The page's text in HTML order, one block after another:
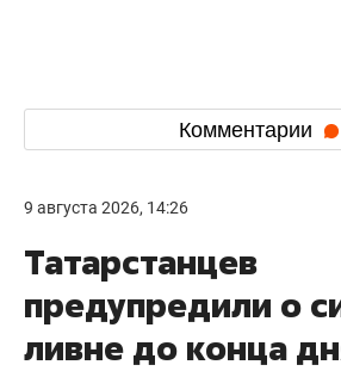
Комментарии
9 августа 2026, 14:26
Татарстанцев
предупредили о
ливне до конца